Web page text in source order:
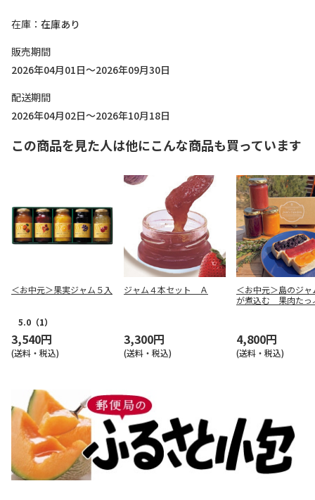
在庫
在庫あり
販売期間
2026年04月01日～2026年09月30日
配送期間
2026年04月02日～2026年10月18日
この商品を見た人は他にこんな商品も買っています
＜お中元＞果実ジャム５入
5.0 （1）
3,540円
(送料・税込)
ジャム４本セット Ａ
3,300円
(送料・税込)
＜お中元＞島のジャ
が煮込む 果肉たっ
4,800円
(送料・税込)